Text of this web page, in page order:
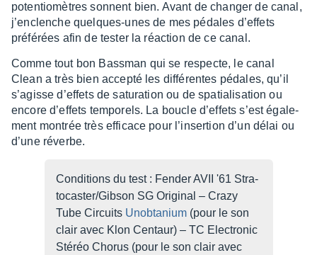
poten­tio­mètres sonnent bien. Avant de chan­ger de canal,
j’en­clenche quelques-unes de mes pédales d’ef­fets
préfé­rées afin de tester la réac­tion de ce canal.
Comme tout bon Bass­man qui se respecte, le canal
Clean a très bien accepté les diffé­rentes pédales, qu’il
s’agisse d’ef­fets de satu­ra­tion ou de spatia­li­sa­tion ou
encore d’ef­fets tempo­rels. La boucle d’ef­fets s’est égale­
ment montrée très effi­cace pour l’in­ser­tion d’un délai ou
d’une réverbe.
Condi­tions du test : Fender AVII '61 Stra­
to­cas­ter/Gibson SG Origi­nal – Crazy
Tube Circuits Unob­ta­nium(pour le son
clair avec Klon Centaur) – TC Elec­tro­nic
Stéréo Chorus (pour le son clair avec